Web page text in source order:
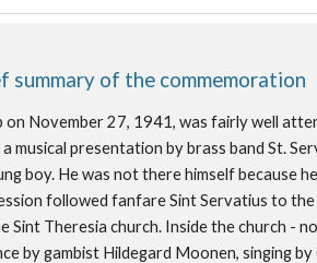
summary of the commemoration
November 27, 1941, was fairly well
musical presentation by brass band St.
boy. He was not there himself because
followed fanfare Sint Servatius to
Theresia church. Inside the church -
by gambist Hildegard Moonen, singing